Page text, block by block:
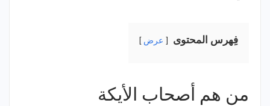
فِهرس المحتوى عرض
من هم أصحاب الأيكة